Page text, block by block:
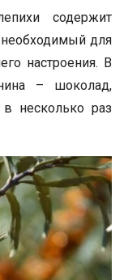
содержит
необходимый для
настроения. В
– шоколад,
несколько раз